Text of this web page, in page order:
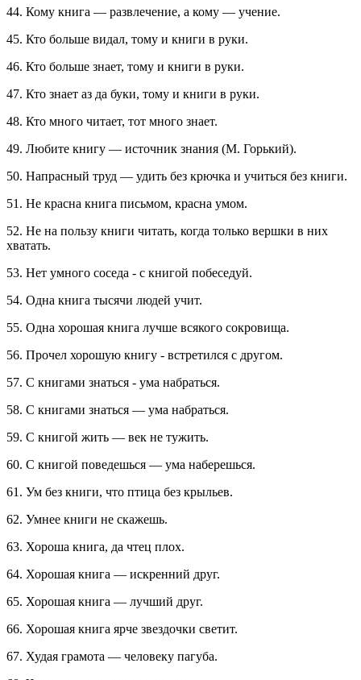
44. Кому книга — развлечение, а кому — учение.
45. Кто больше видал, тому и книги в руки.
46. Кто больше знает, тому и книги в руки.
47. Кто знает аз да буки, тому и книги в руки.
48. Кто много читает, тот много знает.
49. Любите книгу — источник знания (М. Горький).
50. Напрасный труд — удить без крючка и учиться без книги.
51. Не красна книга письмом, красна умом.
52. Не на пользу книги читать, когда только вершки в них
хватать.
53. Нет умного соседа - с книгой побеседуй.
54. Одна книга тысячи людей учит.
55. Одна хорошая книга лучше всякого сокровища.
56. Прочел хорошую книгу - встретился с другом.
57. С книгами знаться - ума набраться.
58. С книгами знаться — ума набраться.
59. С книгой жить — век не тужить.
60. С книгой поведешься — ума наберешься.
61. Ум без книги, что птица без крыльев.
62. Умнее книги не скажешь.
63. Хороша книга, да чтец плох.
64. Хорошая книга — искренний друг.
65. Хорошая книга — лучший друг.
66. Хорошая книга ярче звездочки светит.
67. Худая грамота — человеку пагуба.